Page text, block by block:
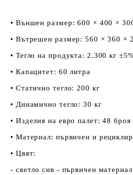
• Външен размер: 600 × 400 ×
• Вътрешен размер: 560 × 360 ×
• Тегло на продукта: 2.300 кг
• Капацитет: 60 литра
• Статично тегло: 200 кг
• Динамично тегло: 30 кг
• Изделия на евро палет: 48 броя
• Материал: първичен и
• Цвят:
- светло сив - първичен материал